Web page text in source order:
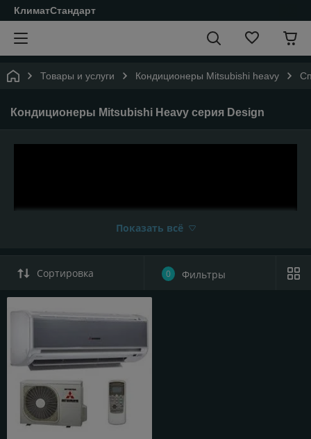
КлиматСтандарт
Товары и услуги Кондиционеры Мitsubishi heavy
Кондиционеры Mitsubishi Heavy серия Design
Показать всё
Сортировка 0 Фильтры